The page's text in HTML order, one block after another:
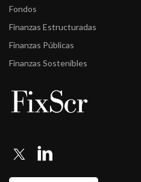
Fondos
Finanzas Estructuradas
Finanzas Públicas
Finanzas Sostenibles